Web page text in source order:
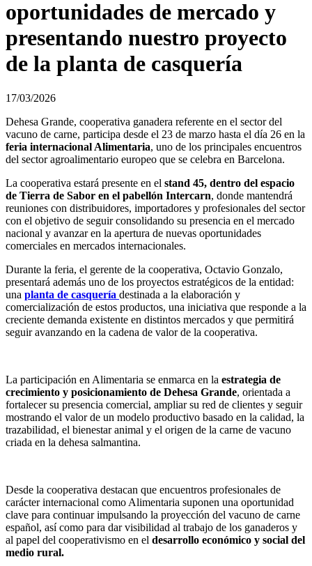
oportunidades de mercado y
presentando nuestro proyecto
de la planta de casquería
17/03/2026
Dehesa Grande, cooperativa ganadera referente en el sector del
vacuno de carne, participa desde el 23 de marzo hasta el día 26 en la
feria internacional Alimentaria, uno de los principales encuentros
del sector agroalimentario europeo que se celebra en Barcelona.
La cooperativa estará presente en el stand 45, dentro del espacio
de Tierra de Sabor en el pabellón Intercarn, donde mantendrá
reuniones con distribuidores, importadores y profesionales del sector
con el objetivo de seguir consolidando su presencia en el mercado
nacional y avanzar en la apertura de nuevas oportunidades
comerciales en mercados internacionales.
Durante la feria, el gerente de la cooperativa, Octavio Gonzalo,
presentará además uno de los proyectos estratégicos de la entidad:
una planta de casquería destinada a la elaboración y
comercialización de estos productos, una iniciativa que responde a la
creciente demanda existente en distintos mercados y que permitirá
seguir avanzando en la cadena de valor de la cooperativa.
La participación en Alimentaria se enmarca en la estrategia de
crecimiento y posicionamiento de Dehesa Grande, orientada a
fortalecer su presencia comercial, ampliar su red de clientes y seguir
mostrando el valor de un modelo productivo basado en la calidad, la
trazabilidad, el bienestar animal y el origen de la carne de vacuno
criada en la dehesa salmantina.
Desde la cooperativa destacan que encuentros profesionales de
carácter internacional como Alimentaria suponen una oportunidad
clave para continuar impulsando la proyección del vacuno de carne
español, así como para dar visibilidad al trabajo de los ganaderos y
al papel del cooperativismo en el desarrollo económico y social del
medio rural.